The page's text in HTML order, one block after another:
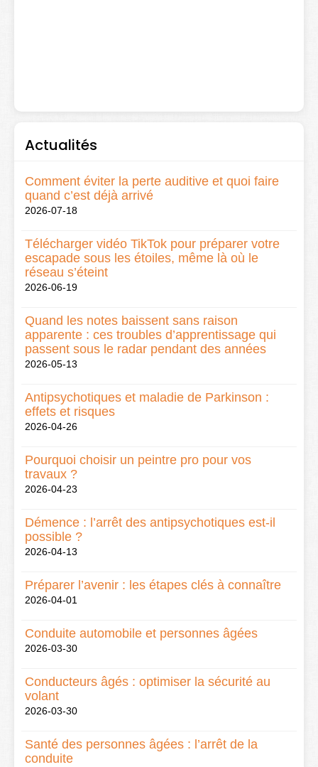
Actualités
Comment éviter la perte auditive et quoi faire
quand c’est déjà arrivé
2026-07-18
Télécharger vidéo TikTok pour préparer votre
escapade sous les étoiles, même là où le
réseau s’éteint
2026-06-19
Quand les notes baissent sans raison
apparente : ces troubles d’apprentissage qui
passent sous le radar pendant des années
2026-05-13
Antipsychotiques et maladie de Parkinson :
effets et risques
2026-04-26
Pourquoi choisir un peintre pro pour vos
travaux ?
2026-04-23
Démence : l’arrêt des antipsychotiques est-il
possible ?
2026-04-13
Préparer l’avenir : les étapes clés à connaître
2026-04-01
Conduite automobile et personnes âgées
2026-03-30
Conducteurs âgés : optimiser la sécurité au
volant
2026-03-30
Santé des personnes âgées : l’arrêt de la
conduite